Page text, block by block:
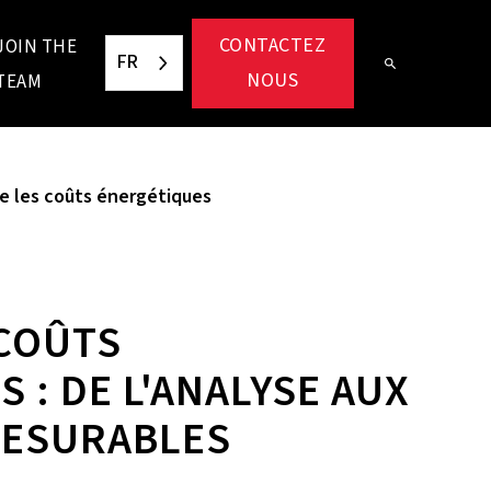
THE
FR
CONTACTEZ
NOUS
les coûts énergétiques
: DE L'ANALYSE AUX